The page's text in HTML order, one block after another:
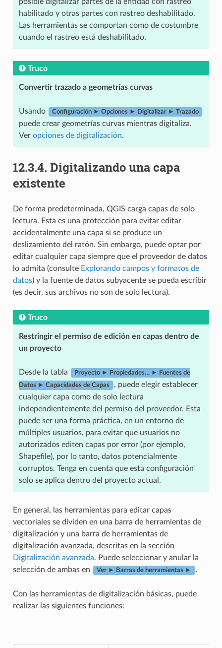
habilitado y otras partes con rastreo deshabilitado.
Las herramientas se comportan como de costumbre
cuando el rastreo está deshabilitado.
Truco
Convertir trazado a geometrías curvas
Usando Configuración ► Opciones ► Digitalizar ► Trazado
puede crear geometrías curvas mientras digitaliza.
Ver opciones de digitalización.
12.3.4. Digitalizando una capa
existente
De forma predeterminada, QGIS carga capas de solo
lectura. Esta es una protección para evitar editar
accidentalmente una capa si se produce un
deslizamiento del ratón. Sin embargo, puede optar por
editar cualquier capa siempre que el proveedor de datos
lo admita (consulte Explorando campos y formatos de
datos) y la fuente de datos subyacente se pueda escribir
(es decir, sus archivos no son de solo lectura).
Truco
Restringir el permiso de edición en capas dentro de
un proyecto
Desde la tabla Proyecto ► Propiedades… ► Fuentes de
Datos ► Capacidades de Capas
, puede elegir establecer
cualquier capa como de solo lectura
independientemente del permiso del proveedor. Esta
puede ser una forma práctica, en un entorno de
múltiples usuarios, para evitar que usuarios no
autorizados editen capas por error (por ejemplo,
Shapefile), por lo tanto, datos potencialmente
corruptos. Tenga en cuenta que esta configuración
solo se aplica dentro del proyecto actual.
En general, las herramientas para editar capas
vectoriales se dividen en una barra de herramientas de
digitalización y una barra de herramientas de
digitalización avanzada, descritas en la sección
Digitalización avanzada. Puede seleccionar y anular la
selección de ambas en
Ver ► Barras de herramientas ► .
Con las herramientas de digitalización básicas, puede
realizar las siguientes funciones: